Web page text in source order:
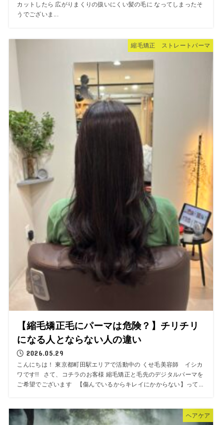
カットしたら 広がりまくりの扱いにくい髪の毛に なってしまったそ
うでございま...
縮毛矯正 ストレートパーマ
【縮毛矯正毛にパーマは危険？】チリチリ
になる人とならない人の違い
2026.05.29
こんにちは！ 東京都町田駅エリアで活動中の くせ毛美容師 イシカ
ワです!! さて、コチラのお客様 縮毛矯正と毛先のデジタルパーマを
ご希望でございます 【傷んでいるからキレイにかからない】って...
ヘアケア